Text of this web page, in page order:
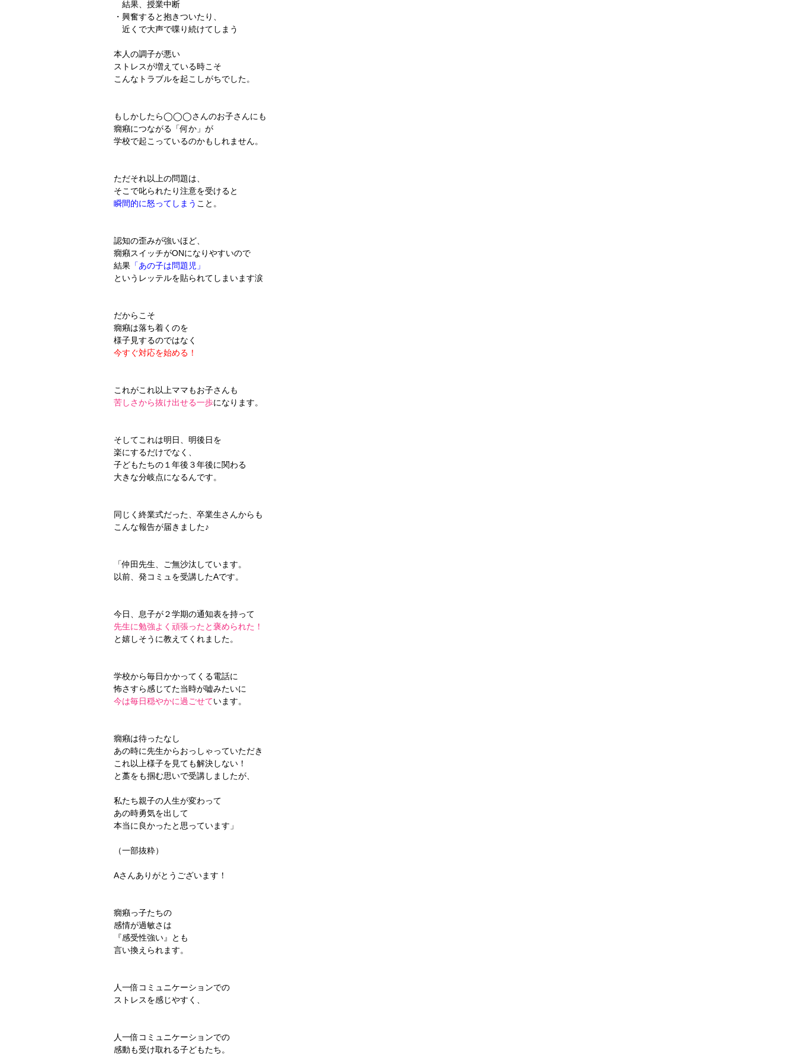
結果、授業中断
・興奮すると抱きついたり、
近くで大声で喋り続けてしまう
本人の調子が悪い
ストレスが増えている時こそ
こんなトラブルを起こしがちでした。
もしかしたら◯◯◯さんのお子さんにも
癇癪につながる「何か」が
学校で起こっているのかもしれません。
ただそれ以上の問題は、
そこで叱られたり注意を受けると
瞬間的に怒ってしまう こと。
認知の歪みが強いほど、
癇癪スイッチがONになりやすいので
結果 「あの子は問題児」
というレッテルを貼られてしまいます涙
だからこそ
癇癪は落ち着くのを
様子見するのではなく
今すぐ対応を始める！
これがこれ以上ママもお子さんも
苦しさから抜け出せる一歩になります。
そしてこれは明日、明後日を
楽にするだけでなく、
子どもたちの１年後３年後に関わる
大きな分岐点になるんです。
同じく終業式だった、卒業生さんからも
こんな報告が届きました♪
「仲田先生、ご無沙汰しています。
以前、発コミュを受講したAです。
今日、息子が２学期の通知表を持って
先生に勉強よく頑張ったと褒められた！
と嬉しそうに教えてくれました。
学校から毎日かかってくる電話に
怖さすら感じてた当時が嘘みたいに
今は毎日穏やかに過ごせています。
癇癪は待ったなし
あの時に先生からおっしゃっていただき
これ以上様子を見ても解決しない！
と藁をも掴む思いで受講しましたが、
私たち親子の人生が変わって
あの時勇気を出して
本当に良かったと思っています」
（一部抜粋）
Aさんありがとうございます！
癇癪っ子たちの
感情が過敏さは
『感受性強い』とも
言い換えられます。
人一倍コミュニケーションでの
ストレスを感じやすく、
人一倍コミュニケーションでの
感動も受け取れる子どもたち。